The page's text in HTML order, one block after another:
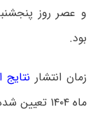
بود.
زمان انتشار نتایج
ماه ۱۴۰۴ تعیین شده است.